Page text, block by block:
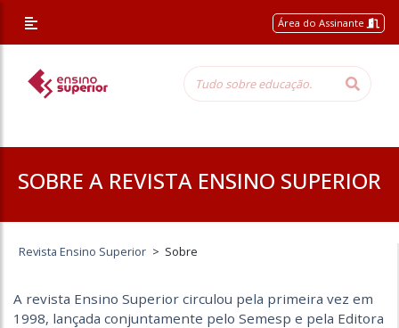
/* Altera a margem superior apenas nessa página */
Área do Assinante
SOBRE A REVISTA ENSINO SUPERIOR
Revista Ensino Superior > Sobre
A revista Ensino Superior circulou pela primeira vez em
1998, lançada conjuntamente pelo Semesp e pela Editora